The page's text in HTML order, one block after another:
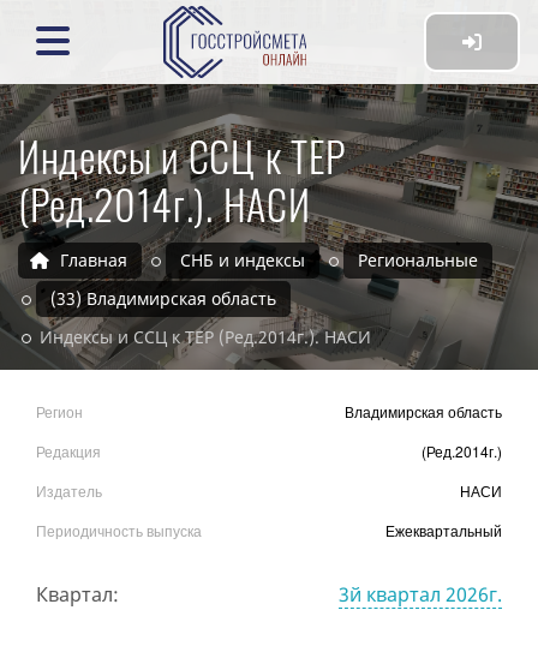
Индексы и ССЦ к ТЕР
(Ред.2014г.). НАСИ
Главная СНБ и индексы
Региональные
(33) Владимирская область
Индексы и ССЦ к ТЕР (Ред.2014г.). НАСИ
Регион
Владимирская область
Редакция
(Ред.2014г.)
Издатель
НАСИ
Периодичность выпуска
Ежеквартальный
Квартал: 3й квартал 2026г.